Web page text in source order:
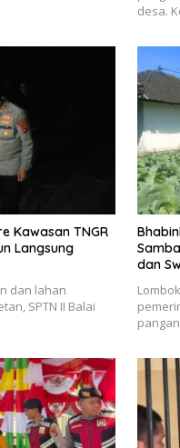
desa.
Kawasan TNGR
Langsung
dan lahan
SPTN II Balai
dan